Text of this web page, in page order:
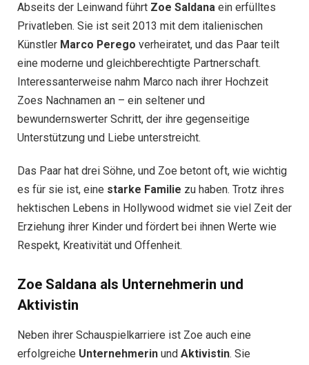
Abseits der Leinwand führt Zoe Saldana ein erfülltes
Privatleben. Sie ist seit 2013 mit dem italienischen
Künstler Marco Perego verheiratet, und das Paar teilt
eine moderne und gleichberechtigte Partnerschaft.
Interessanterweise nahm Marco nach ihrer Hochzeit
Zoes Nachnamen an – ein seltener und
bewundernswerter Schritt, der ihre gegenseitige
Unterstützung und Liebe unterstreicht.
Das Paar hat drei Söhne, und Zoe betont oft, wie wichtig
es für sie ist, eine starke Familie zu haben. Trotz ihres
hektischen Lebens in Hollywood widmet sie viel Zeit der
Erziehung ihrer Kinder und fördert bei ihnen Werte wie
Respekt, Kreativität und Offenheit.
Zoe Saldana als Unternehmerin und
Aktivistin
Neben ihrer Schauspielkarriere ist Zoe auch eine
erfolgreiche Unternehmerin und Aktivistin. Sie